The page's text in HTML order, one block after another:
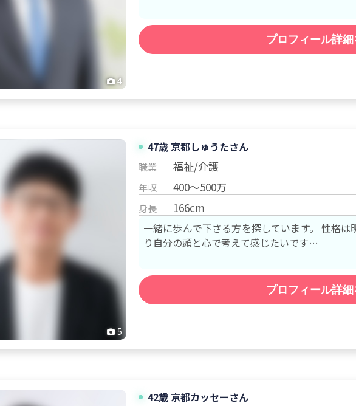
4
プロフィール詳
5
47歳 京都しゅうたさん
職業 福祉/介護
年収 400～500万
身長 166cm
一緒に歩んで下さる方を探しています。 性格は明るくて素直だと思います。 しっか
り自分の頭と心で考えて感じたいです…
プロフィール詳
42歳 京都カッセーさん